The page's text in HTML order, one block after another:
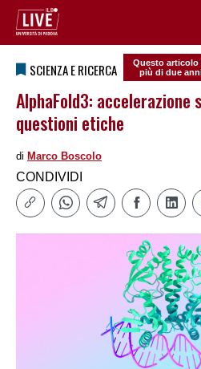
SCIENZA E RICERCA
Questo articolo
più di due
AlphaFold3: accelerazione
questioni etiche
di Marco Boscolo
CONDIVIDI